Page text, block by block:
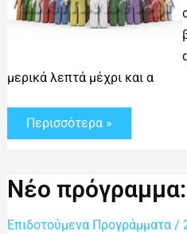
μερικά λεπτά μέχρι και α
Περισσότερα »
Νέο
Επιδοτούμενα Προγράμματα/
Νέο
πρόγραμμα:
services